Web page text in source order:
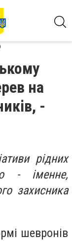
на
-
рідних
- іменне,
захисника
шевронів